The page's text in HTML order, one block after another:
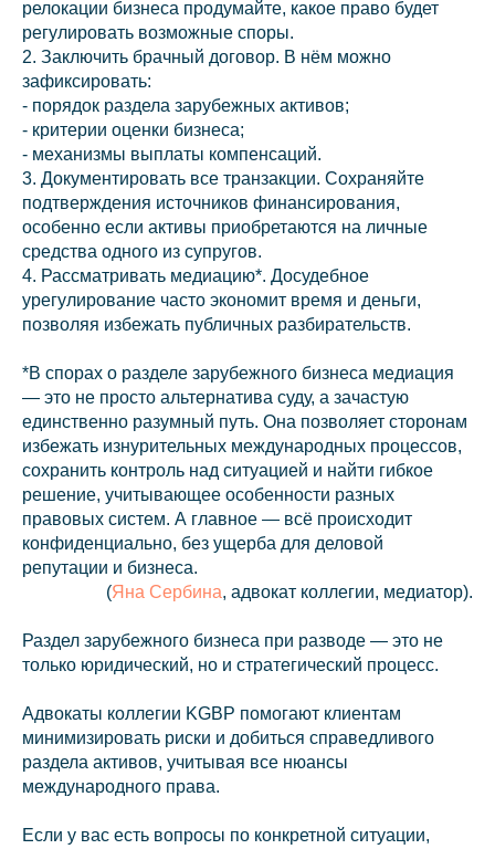
релокации бизнеса продумайте, какое право будет
регулировать возможные споры.
2. Заключить брачный договор. В нём можно
зафиксировать:
- порядок раздела зарубежных активов;
- критерии оценки бизнеса;
- механизмы выплаты компенсаций.
3. Документировать все транзакции. Сохраняйте
подтверждения источников финансирования,
особенно если активы приобретаются на личные
средства одного из супругов.
4. Рассматривать медиацию*. Досудебное
урегулирование часто экономит время и деньги,
позволяя избежать публичных разбирательств.
*В спорах о разделе зарубежного бизнеса медиация
— это не просто альтернатива суду, а зачастую
единственно разумный путь. Она позволяет сторонам
избежать изнурительных международных процессов,
сохранить контроль над ситуацией и найти гибкое
решение, учитывающее особенности разных
правовых систем. А главное — всё происходит
конфиденциально, без ущерба для деловой
репутации и бизнеса.
(Яна Сербина, адвокат коллегии, медиатор).
Раздел зарубежного бизнеса при разводе — это не
только юридический, но и стратегический процесс.
Адвокаты коллегии KGBP помогают клиентам
минимизировать риски и добиться справедливого
раздела активов, учитывая все нюансы
международного права.
Если у вас есть вопросы по конкретной ситуации,
info@kurbalov.ru